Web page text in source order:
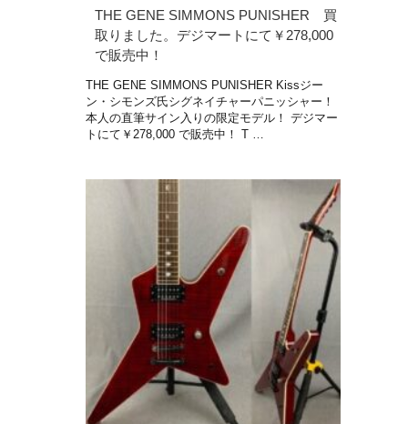
THE GENE SIMMONS PUNISHER 買
取りました。デジマートにて￥278,000
で販売中！
THE GENE SIMMONS PUNISHER Kissジー
ン・シモンズ氏シグネイチャーパニッシャー！
本人の直筆サイン入りの限定モデル！ デジマー
トにて￥278,000 で販売中！ T …